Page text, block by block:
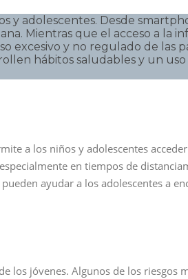
y adolescentes. Desde
Mientras que el acceso a la
excesivo y no regulado de las
hábitos saludables y un
a los niños y adolescentes
en tiempos de
ayudar a los adolescentes a
los jóvenes. Algunos de los riesgos